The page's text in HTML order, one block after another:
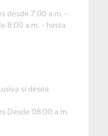
desde 7:00 a.m. –
8:00 a.m. - hasta
si desea
Desde 08:00 a.m.